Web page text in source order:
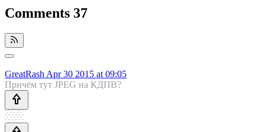
Comments 37
GreatRash Apr 30 2015 at 09:05
Причём тут JPEG на КДПВ?